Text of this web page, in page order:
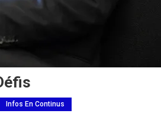
Infos En Continus